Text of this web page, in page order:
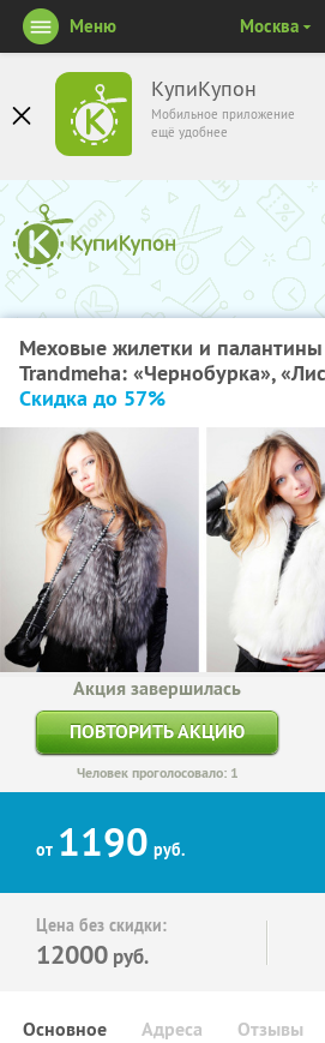
КупиКупон
Мобильное приложение
ещё удобнее
Меню Москва
Меховые жилетки и палантины
Trandmeha: «Чернобурка»,
Скидка до 57%
Акция завершилась
ПОВТОРИТЬ АКЦИЮ
Человек проголосовало: 1
от 1190 руб.
Цена без скидки:
12000 руб.
Основное Отзывы
Адреса